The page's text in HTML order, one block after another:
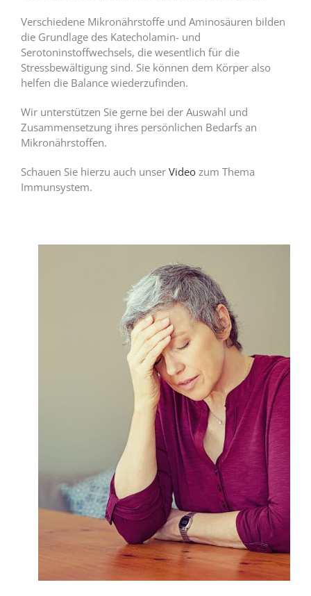
Verschiedene Mikronährstoffe und Aminosäuren bilden
die Grundlage des Katecholamin- und
Serotoninstoffwechsels, die wesentlich für die
Stressbewältigung sind. Sie können dem Körper also
helfen die Balance wiederzufinden.
Wir unterstützen Sie gerne bei der Auswahl und
Zusammensetzung ihres persönlichen Bedarfs an
Mikronährstoffen.
Schauen Sie hierzu auch unser Video zum Thema
Immunsystem.